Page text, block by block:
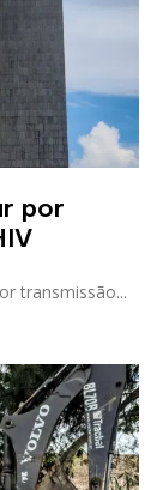
por
transmissão...